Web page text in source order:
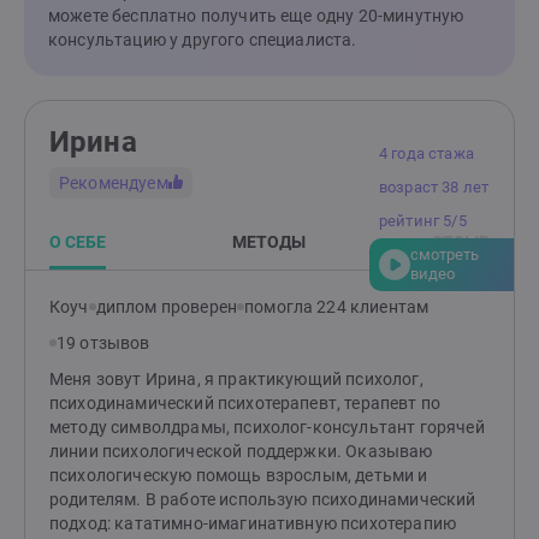
можете бесплатно получить еще одну 20-минутную
консультацию у другого специалиста.
4 года стажа
возраст 38 лет
рейтинг 5/5
смотреть
видео
Ирина
Рекомендуем
О СЕБЕ МЕТОДЫ ОТЗЫВ
Коуч диплом проверен помогла 224 клиентам
19 отзывов
Меня зовут Ирина, я практикующий психолог,
психодинамический психотерапевт, терапевт по
методу символдрамы, психолог-консультант горячей
линии психологической поддержки. Оказываю
психологическую помощь взрослым, детьми и
родителям. В работе использую психодинамический
подход: кататимно-имагинативную психотерапию